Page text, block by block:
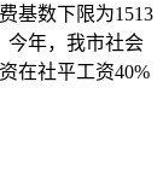
基数下限为1513
今年，我市社会
在社平工资40%